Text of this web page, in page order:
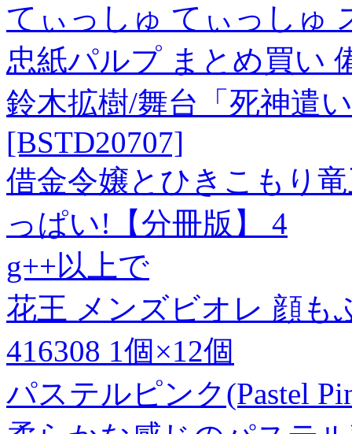
てぃっしゅ てぃっしゅ
忠紙パルプ まとめ買い
鈴木拡樹/舞台「死神遣
[BSTD20707]
借金令嬢とひきこもり
っぱい!【分冊版】 4
g++以上で
花王 メンズビオレ 顔も
416308 1個×12個
パステルピンク(Pastel